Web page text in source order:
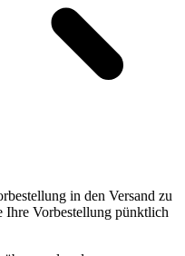
in den Versand zu
Ihre Vorbestellung pünktlich